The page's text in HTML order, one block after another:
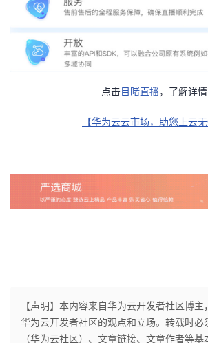
验
收
藏
议
点击目睹直播，了解详情
【华为云云市场，助您上云无
【声明】本内容来自华为云开发者社区博
华为云开发者社区的观点和立场。转载时必
（华为云社区）、文章链接、文章作者等